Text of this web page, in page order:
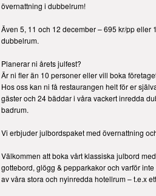
övernattning i dubbelrum!
Även 5, 11 och 12 december – 695 kr/pp eller
dubbelrum.
Planerar ni årets julfest?
Är ni fler än 10 personer eller vill boka
Hos oss kan ni få restaurangen helt för er
gäster och 24 bäddar i våra vackert inredda
badrum.
Vi erbjuder julbordspaket med övernattning
Välkommen att boka vårt klassiska julbord
gottebord, glögg & pepparkakor och varför
av våra stora och nyinredda hotellrum – t.e.x